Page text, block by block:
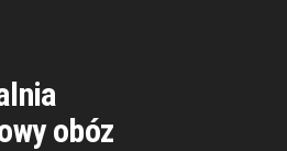
obóz